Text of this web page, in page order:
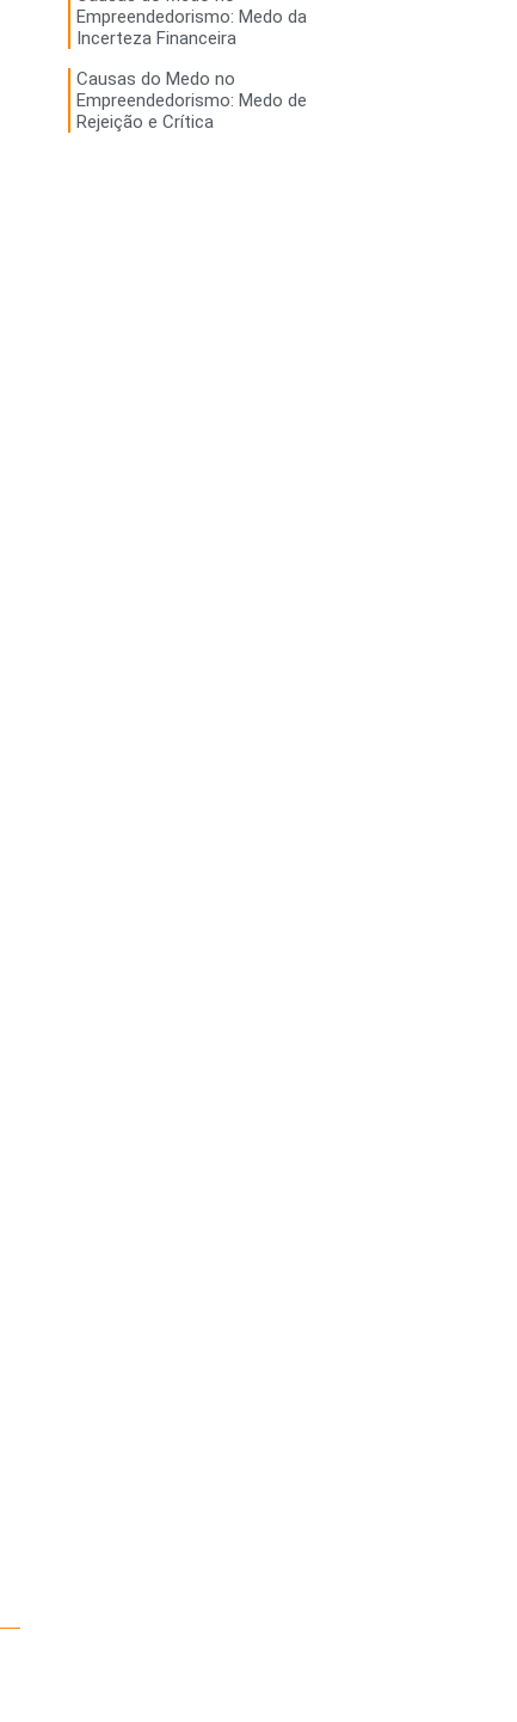
Empreendedorismo: Medo da
Incerteza Financeira
Causas do Medo no
Empreendedorismo: Medo de
Rejeição e Crítica